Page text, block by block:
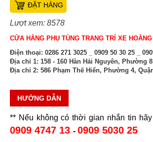
ĐẶT HÀNG
Lượt xem: 8578
CỬA HÀNG PHỤ TÙNG TRANG TRÍ XE HOÀNG
Điện thoại: 0286 271 3025 _ 0909 50 30 25 _
Địa chỉ 1: 158 - 160 Hàn Hải Nguyên, Phường
Địa chỉ 2: 586 Phạm Thế Hiển, Phường 4,
HƯỚNG DẪN
** Nếu không có thời gian nhắn tin
0909 4747 13 - 0909 5030 25